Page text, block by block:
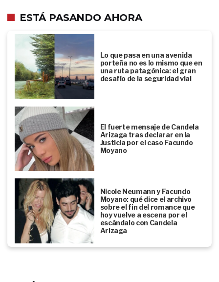
ESTÁ PASANDO AHORA
Lo que pasa en una avenida
porteña no es lo mismo que en
una ruta patagónica: el gran
desafío de la seguridad vial
El fuerte mensaje de Candela
Arizaga tras declarar en la
Justicia por el caso Facundo
Moyano
Nicole Neumann y Facundo
Moyano: qué dice el archivo
sobre el fin del romance que
hoy vuelve a escena por el
escándalo con Candela
Arizaga